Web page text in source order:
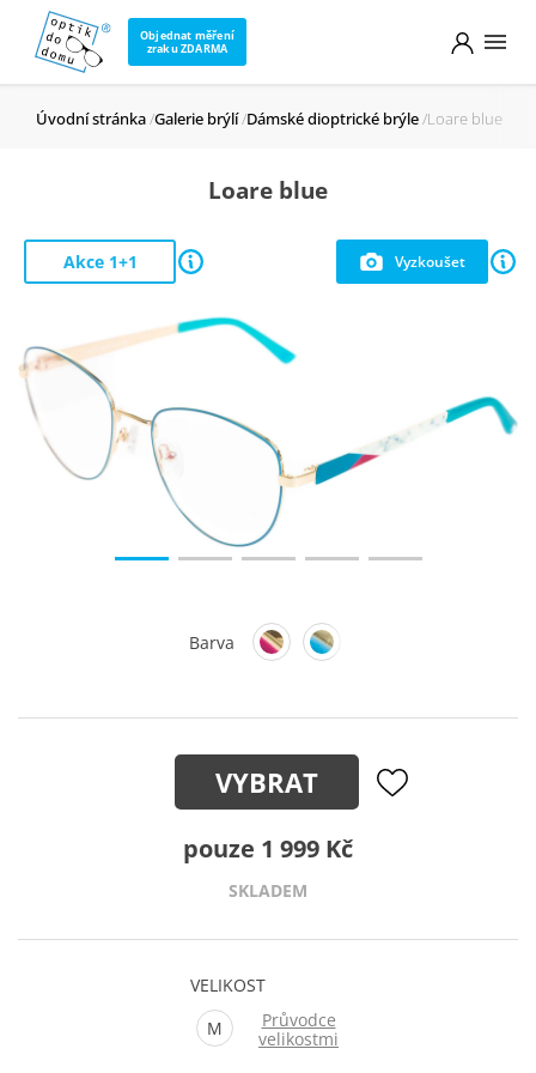
Objednat měření
zraku ZDARMA
Úvodní stránka Galerie brýlí Dámské dioptrické brýle Loare blue
Loare blue
Vyzkoušet
Akce 1+1
Barva
VYBRAT
pouze 1 999 Kč
SKLADEM
VELIKOST
M
Průvodce
velikostmi